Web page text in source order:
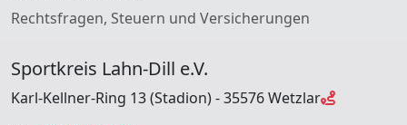
Rechtsfragen, Steuern und Versicherungen
Sportkreis Lahn-Dill e.V.
Karl-Kellner-Ring 13 (Stadion) - 35576 Wetzlar